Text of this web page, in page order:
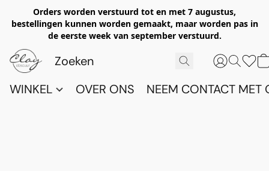
Orders worden verstuurd tot en met 7 augustus,
bestellingen kunnen worden gemaakt, maar worden pas in
de eerste week van september verstuurd.
WINKEL OVER ONS NEEM CONTACT MET